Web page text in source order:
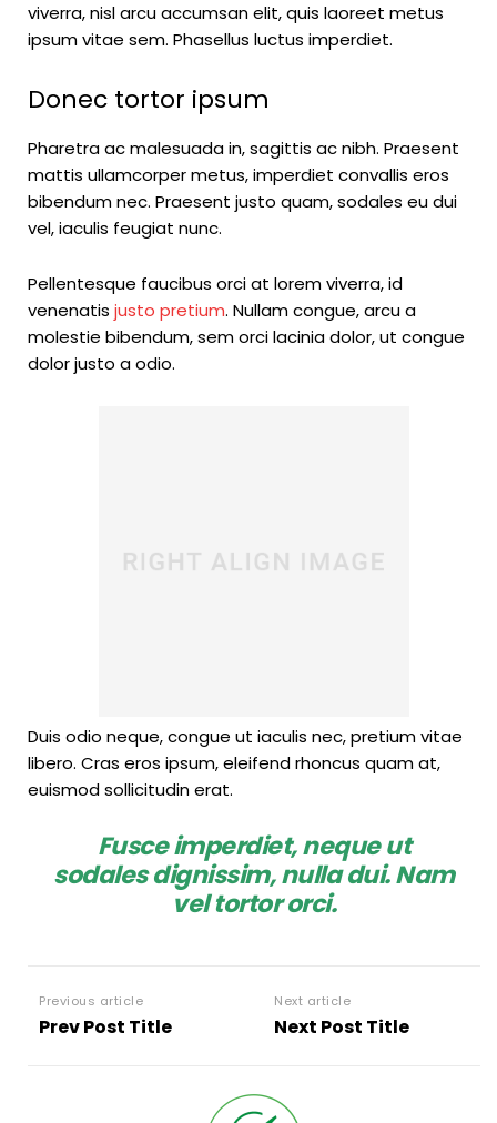
viverra, nisl arcu accumsan elit, quis laoreet metus
ipsum vitae sem. Phasellus luctus imperdiet.
Donec tortor ipsum
Pharetra ac malesuada in, sagittis ac nibh. Praesent
mattis ullamcorper metus, imperdiet convallis eros
bibendum nec. Praesent justo quam, sodales eu dui
vel, iaculis feugiat nunc.
Pellentesque faucibus orci at lorem viverra, id
venenatis justo pretium. Nullam congue, arcu a
molestie bibendum, sem orci lacinia dolor, ut congue
dolor justo a odio.
Duis odio neque, congue ut iaculis nec, pretium vitae
libero. Cras eros ipsum, eleifend rhoncus quam at,
euismod sollicitudin erat.
Fusce imperdiet, neque ut
sodales dignissim, nulla dui. Nam
vel tortor orci.
Previous article
Prev Post Title
Next article
Next Post Title